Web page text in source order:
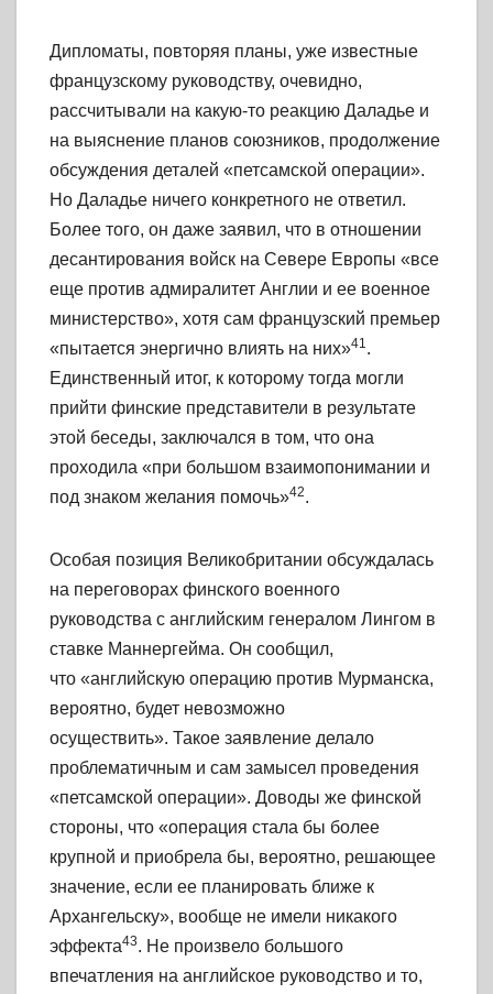
Дипломаты, повторяя планы, уже известные
французскому руководству, очевидно,
рассчитывали на какую-то реакцию Даладье и
на выяснение планов союзников, продолжение
обсуждения деталей «петсамской операции».
Но Даладье ничего конкретного не ответил.
Более того, он даже заявил, что в отношении
десантирования войск на Севере Европы «все
еще против адмиралитет Англии и ее военное
министерство», хотя сам французский премьер
«пытается энергично влиять на них»41.
Единственный итог, к которому тогда могли
прийти финские представители в результате
этой беседы, заключался в том, что она
проходила «при большом взаимопонимании и
под знаком желания помочь»42.
Особая позиция Великобритании обсуждалась
на переговорах финского военного
руководства с английским генералом Лингом в
ставке Маннергейма. Он сообщил,
что «английскую операцию против Мурманска,
вероятно, будет невозможно
осуществить». Такое заявление делало
проблематичным и сам замысел проведения
«петсамской операции». Доводы же финской
стороны, что «операция стала бы более
крупной и приобрела бы, вероятно, решающее
значение, если ее планировать ближе к
Архангельску», вообще не имели никакого
эффекта43. Не произвело большого
впечатления на английское руководство и то,